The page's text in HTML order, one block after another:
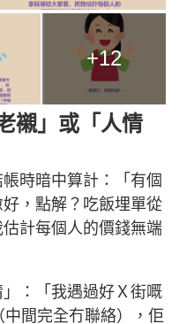
+12
襯」或「人情
時暗中算計：「有個
，點解？吃飯埋單從
計每個人的價錢無端
：「我遇過好Ｘ街嘅
間完全冇聯絡），佢